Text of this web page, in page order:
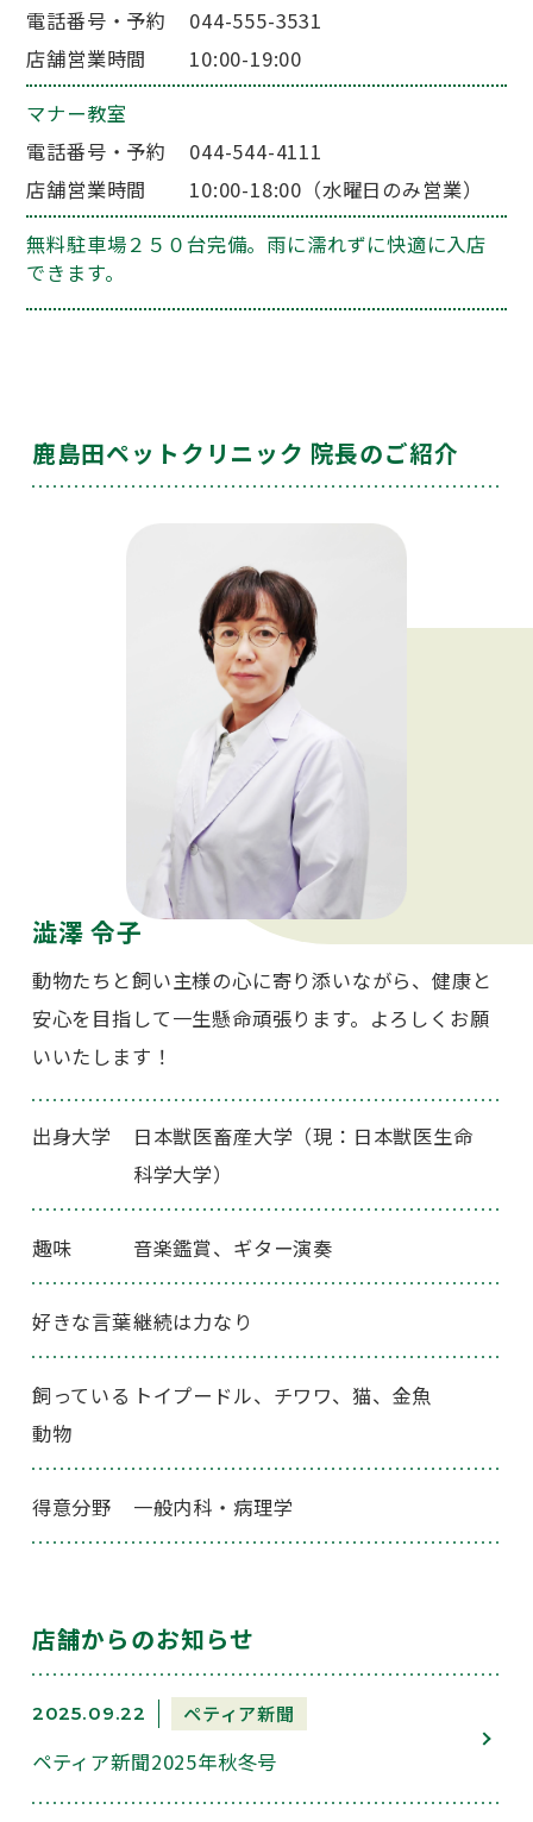
電話番号・予約
044-555-3531
店舗営業時間
10:00-19:00
マナー教室
電話番号・予約
044-544-4111
店舗営業時間
10:00-18:00（水曜日のみ営業）
無料駐車場２５０台完備。雨に濡れずに快適に入店
できます。
鹿島田ペットクリニック 院長のご紹介
澁澤 令子
動物たちと飼い主様の心に寄り添いながら、健康と
安心を目指して一生懸命頑張ります。よろしくお願
いいたします！
出身大学
日本獣医畜産大学（現：日本獣医生命
科学大学）
趣味 音楽鑑賞、ギター演奏
好きな言葉継続は力なり
飼っている
動物
トイプードル、チワワ、猫、金魚
得意分野 一般内科・病理学
店舗からのお知らせ
2025.09.22 ペティア新聞
ペティア新聞2025年秋冬号